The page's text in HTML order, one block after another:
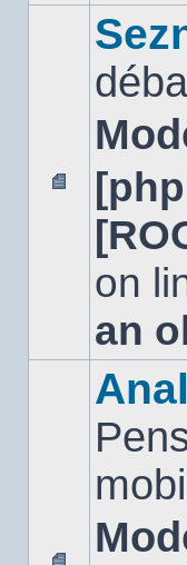
Aucun
message
non
on
an